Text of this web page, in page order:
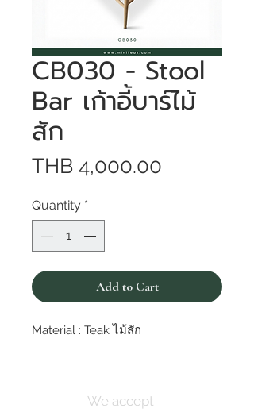
CB030 - Stool
Bar เก้าอี้บาร์ไม้
สัก
THB 4,000.00
Quantity *
Add to Cart
Material : Teak ไม้สัก
We accept